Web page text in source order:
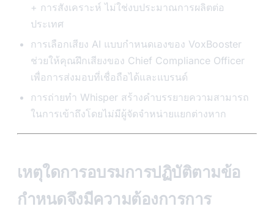
+ การสังเคราะห์ ไม่ใช่งบประมาณการผลิตต่อ
ประเทศ
การเลือกเสียง AI แบบกำหนดเองของ VoxBooster
ช่วยให้คุณฝึกเสียงของ Chief Compliance Officer
เพื่อการส่งมอบที่เชื่อถือได้และแบรนด์
การถ่ายทำ Whisper สร้างคำบรรยายความสามารถ
ในการเข้าถึงโดยไม่มีผู้จัดจำหน่ายแยกต่างหาก
เหตุใดการอบรมการปฏิบัติตามข้อ
กำหนดจึงมีความต้องการการ